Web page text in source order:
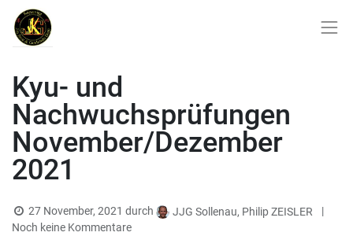
Kyu- und
Nachwuchsprüfungen
November/Dezember
2021
27 November, 2021 durch JJG Sollenau, Philip ZEISLER
|
Noch keine Kommentare